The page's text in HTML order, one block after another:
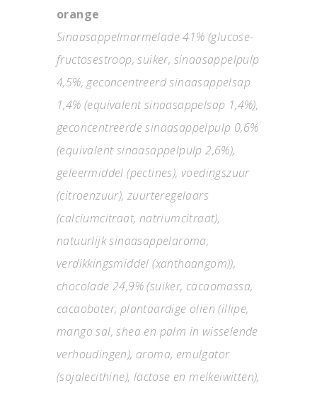
orange
Sinaasappelmarmelade 41% (glucose-
fructosestroop, suiker, sinaasappelpulp
4,5%, geconcentreerd sinaasappelsap
1,4% (equivalent sinaasappelsap 1,4%),
geconcentreerde sinaasappelpulp 0,6%
(equivalent sinaasappelpulp 2,6%),
geleermiddel (pectines), voedingszuur
(citroenzuur), zuurteregelaars
(calciumcitraat, natriumcitraat),
natuurlijk sinaasappelaroma,
verdikkingsmiddel (xanthaangom)),
chocolade 24,9% (suiker, cacaomassa,
cacaoboter, plantaardige oliën (illipe,
mango sal, shea en palm in wisselende
verhoudingen), aroma, emulgator
(sojalecithine), lactose en melkeiwitten),